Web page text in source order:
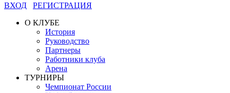
ВХОД
РЕГИСТРАЦИЯ
О КЛУБЕ
История
Руководство
Партнеры
Работники клуба
Арена
ТУРНИРЫ
Чемпионат России